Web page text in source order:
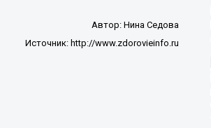
Автор: Нина Седова
Источник: http://www.zdorovieinfo.ru